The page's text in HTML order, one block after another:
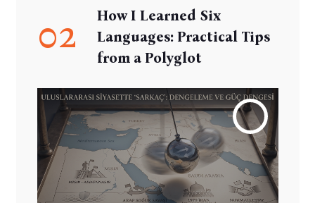
02
How I Learned Six
Languages: Practical Tips
from a Polyglot